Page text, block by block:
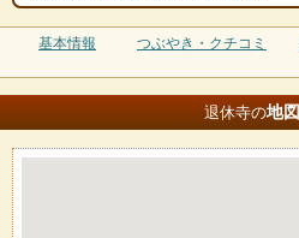
基本情報 つぶやき・クチコミ
退休寺の地図